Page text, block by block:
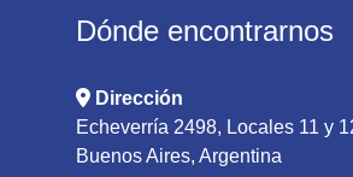
Dónde encontrarnos
Dirección
Echeverría 2498, Locales 11 y
Buenos Aires, Argentina